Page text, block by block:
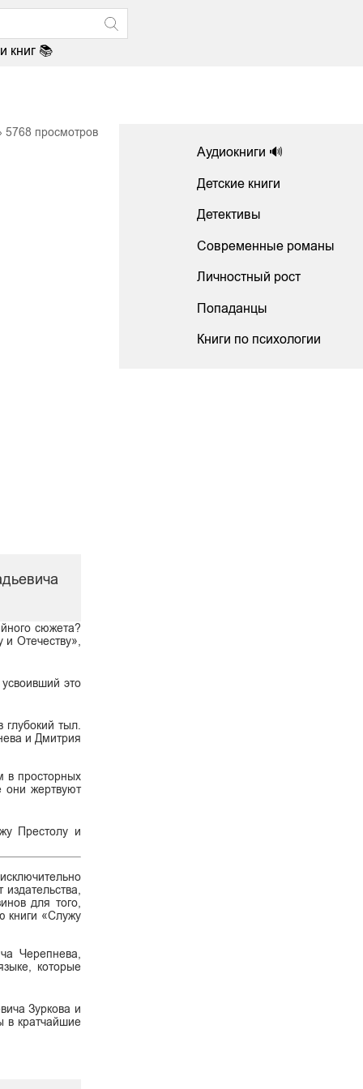
книг 📚
5768 просмотров
сюжета?
Отечеству»,
это
тыл.
и Дмитрия
в просторных
они жертвуют
Престолу и
для того,
книги «Служу
Черепнева,
которые
Зуркова и
в кратчайшие
Аудиокниги 🔊
Детские книги
Детективы
Современные романы
Личностный рост
Попаданцы
Книги по психологии